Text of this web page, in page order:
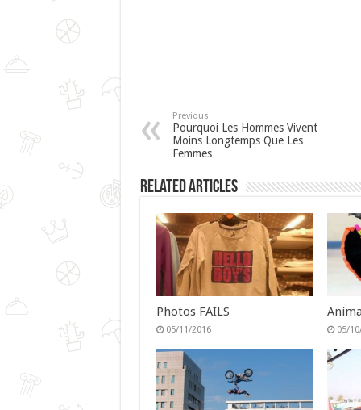
Previous
Pourquoi Les Hommes Vivent
Moins Longtemps Que Les
Femmes
Related Articles
Photos FAILS
05/11/2016 05/